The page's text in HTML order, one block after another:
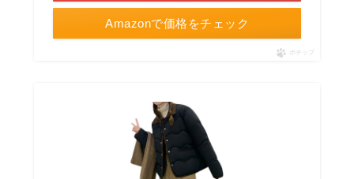
Amazonで価格をチェック
ポチップ